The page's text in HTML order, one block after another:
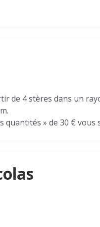
de 4 stères dans un
» de 30 € vous